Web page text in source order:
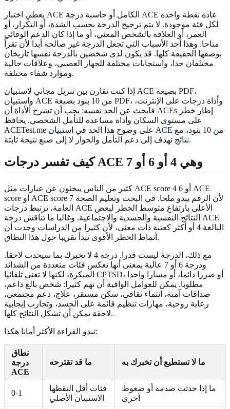
يعطي اختبار ACE الكامل أو حاسبة درجة ACE عادة نقطة واحدة
لكل فئة موجودة. لا يتم ترجيح الدرجة بحسب الشدة، أو التكرار، أو
العمر، أو العلاقة بالشخص المعني، أو ما إذا كان الدعم الوقائي
متاحا. وهذا أحد الأسباب التي تجعل الدرجة غير صالحة أبدا لأن تقرأ
بوصفها الحقيقة كلها. قد يكون لدى شخصين بالدرجة نفسها تاريخان
مختلفان جدا، واستجابات مختلفة للجهاز العصبي، وعلاقات حالية
وموارد شفاء مختلفة.
إذا كنت تقارن بين تنزيل مجاني لاستبيان ACE بصيغة PDF،
واستبيان ACE من 10 بنود بصيغة PDF، وأداة درجات على الإنترنت،
فابحث عن الحد نفسه: يجب أن تشرح الأداة أن ACEs إطار خطر
على مستوى السكان وأداة مساعدة للتأمل الشخصي. يحافظ
ACETest.me على وضوح هذا الحد في
استبيان ACE من 10 بنود
، مع
نتائج تهدف إلى دعم التأمل والحوار لا إلى صنع نتيجة ثابتة.
كيف تفسر درجات ACE وهي 4 أو 6 أو 7
كثير من الناس يبحثون عن عبارات مثل ACE score 4 أو 6 ACE
score أو ACE score 7 لأن الرقم يبدو ملحا. في البحث وتعليم الصحة
العامة، ترتبط درجات ACE الأعلى بارتفاع متوسط الخطر لبعض
النتائج النفسية والجسدية والاجتماعية. وغالبا ما تناقش درجة ACE
البالغة 4 أو أكثر كعتبة ذات معنى، لأن كثيرا من الدراسات وجدت أن
أنماط الخطر الأقوى تبدأ تقريبا حول هذا النطاق.
مع ذلك، الدرجة ليست قدرا. درجة 4 لا تخبرك بما سيحدث لاحقا.
ودرجة 6 أو 7 عالية بمعنى أنها تعكس فئات متعددة من الشدائد
المبكرة، لكنها لا تعني تلقائيا CPTSD، أو ضررا دائما، أو مسارا واحدا
مطلوبا. يمكن للعوامل الواقية أن تهم كثيرا: شخص بالغ داعم،
صداقات آمنة، انتماء ثقافي، سكن مستقر، علاج، دعم مجتمعي،
رعاية روحية، مهارات تنظيم قائمة على الجسد، وتجارب إيجابية
لاحقة يمكن أن تشكل النتائج كلها.
تبدو القراءة الأكثر أمانا هكذا:
نطاق
درجة
ACE
ما قد تقترحه ما لا تستطيع أن تخبرك به
0-1
فئات أقل التقطها
الاستبيان الأصلي
ما إذا حدثت صدمة أو ضغوط
أخرى